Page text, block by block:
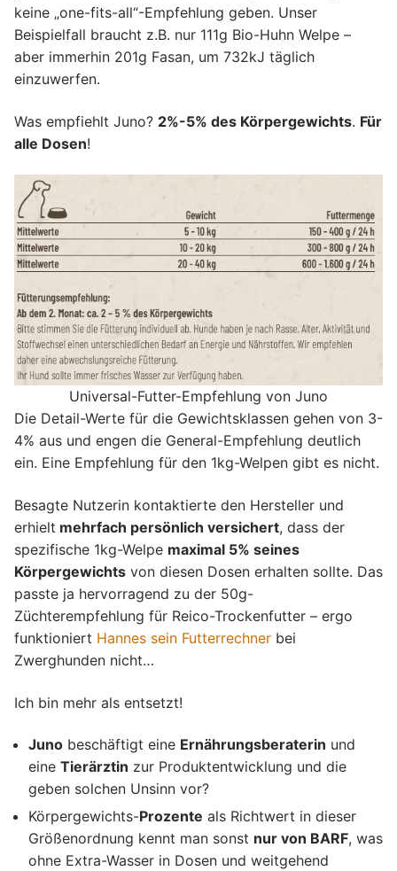
keine „one-fits-all“-Empfehlung geben. Unser
Beispielfall braucht z.B. nur 111g Bio-Huhn Welpe –
aber immerhin 201g Fasan, um 732kJ täglich
einzuwerfen.
Was empfiehlt Juno? 2%-5% des Körpergewichts. Für
alle Dosen!
Universal-Futter-Empfehlung von Juno
Die Detail-Werte für die Gewichtsklassen gehen von 3-
4% aus und engen die General-Empfehlung deutlich
ein. Eine Empfehlung für den 1kg-Welpen gibt es nicht.
Besagte Nutzerin kontaktierte den Hersteller und
erhielt mehrfach persönlich versichert, dass der
spezifische 1kg-Welpe maximal 5% seines
Körpergewichts von diesen Dosen erhalten sollte. Das
passte ja hervorragend zu der 50g-
Züchterempfehlung für Reico-Trockenfutter – ergo
funktioniert Hannes sein Futterrechner bei
Zwerghunden nicht…
Ich bin mehr als entsetzt!
Juno beschäftigt eine Ernährungsberaterin und
eine Tierärztin zur Produktentwicklung und die
geben solchen Unsinn vor?
Körpergewichts-Prozente als Richtwert in dieser
Größenordnung kennt man sonst nur von BARF, was
ohne Extra-Wasser in Dosen und weitgehend